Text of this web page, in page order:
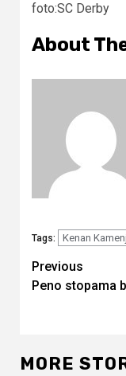
foto:SC Derby
About
Tags: Kenan
Reading
Previous
Peno stopama
MORE